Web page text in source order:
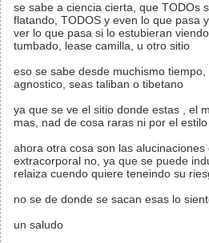
se sabe a ciencia cierta, que TODOs
flatando, TODOS y even lo que pasa
ver lo que pasa si lo estubieran
tumbado, lease camilla, u otro sitio
eso se sabe desde muchismo
agnostico, seas taliban o tibetano
ya que se ve el sitio donde estas , el
mas, nad de cosa raras ni por el estilo
ahora otra cosa son las
extracorporal no, ya que se puede
relaiza cuendo quiere teneindo su
no se de donde se sacan esas lo
un saludo